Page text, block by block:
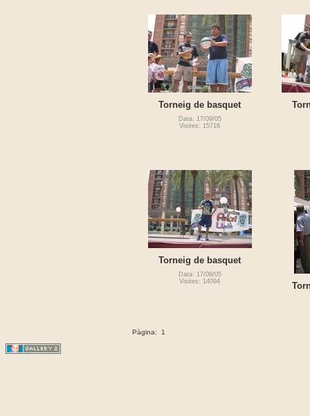
Torneig de basquet
Data: 17/09/05
Visites: 15716
Torneig de basquet
Data: 17/09/05
Visites: 14094
Pàgina: 1